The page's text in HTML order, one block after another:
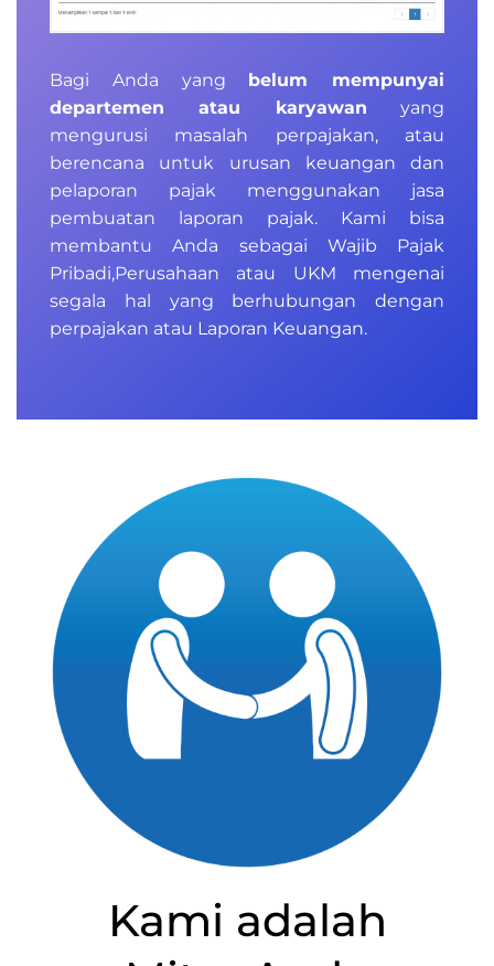
Bagi Anda yang belum mempunyai
departemen atau karyawan yang
mengurusi masalah perpajakan, atau
berencana untuk urusan keuangan dan
pelaporan pajak menggunakan jasa
pembuatan laporan pajak. Kami bisa
membantu Anda sebagai Wajib Pajak
Pribadi,Perusahaan atau UKM mengenai
segala hal yang berhubungan dengan
perpajakan atau Laporan Keuangan.
Kami adalah